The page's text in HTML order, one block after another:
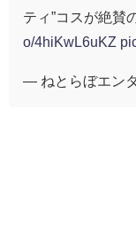
ティ”コスが絶賛
o/4hiKwL6uKZ
— ねとらぼエン